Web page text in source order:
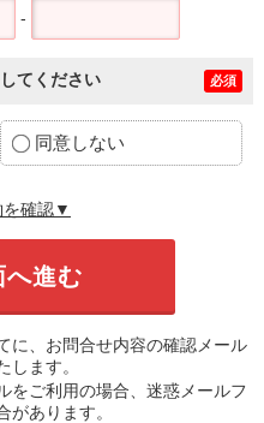
-
てください 必須
同意しない
確認▼
に、お問合せ内容の確認メール
します。
をご利用の場合、迷惑メールフ
があります。